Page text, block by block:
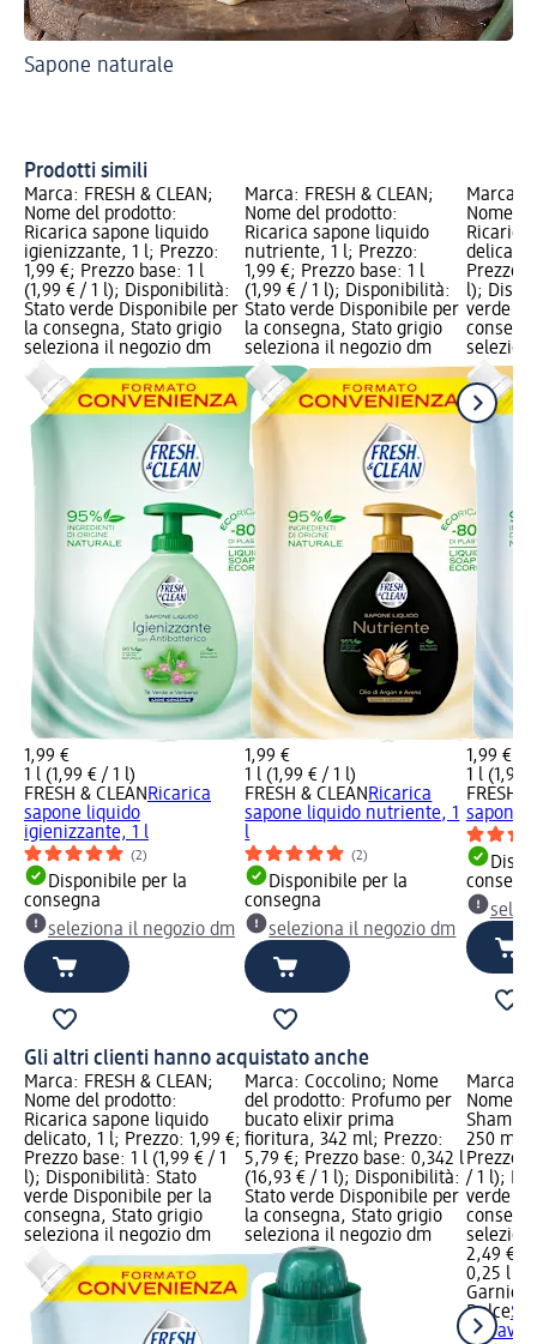
Sapone naturale
Prodotti simili
Marca: FRESH & CLEAN;
Nome del prodotto:
Ricarica sapone liquido
igienizzante, 1 l; Prezzo:
1,99 €; Prezzo base: 1 l
(1,99 € / 1 l); Disponibilità:
Stato verde Disponibile per
la consegna, Stato grigio
seleziona il negozio dm
1,99 €
1 l (1,99 € / 1 l)
FRESH & CLEANRicarica
sapone liquido
igienizzante, 1 l
(2)
Disponibile per la
consegna
seleziona il negozio dm
Marca: FRESH & CLEAN;
Nome del prodotto:
Ricarica sapone liquido
nutriente, 1 l; Prezzo:
1,99 €; Prezzo base: 1 l
(1,99 € / 1 l); Disponibilità:
Stato verde Disponibile per
la consegna, Stato grigio
seleziona il negozio dm
1,99 €
1 l (1,99 € / 1 l)
FRESH & CLEANRicarica
sapone liquido nutriente, 1
l
(2)
Disponibile per la
consegna
seleziona il negozio dm
Marca:
Nome
Ricarica
delicato,
Prezzo
l);
verde
1,99 €
1 l (1,99
FRESH
sapone
Gli altri clienti hanno acquistato anche
Marca: FRESH & CLEAN;
Nome del prodotto:
Ricarica sapone liquido
delicato, 1 l; Prezzo: 1,99 €;
Prezzo base: 1 l (1,99 € / 1
l); Disponibilità: Stato
verde Disponibile per la
consegna, Stato grigio
seleziona il negozio dm
Marca: Coccolino; Nome
del prodotto: Profumo per
bucato elixir prima
fioritura, 342 ml; Prezzo:
5,79 €; Prezzo base: 0,342 l
(16,93 € / 1 l); Disponibilità:
Stato verde Disponibile per
la consegna, Stato grigio
seleziona il negozio dm
Marca:
Nome
250 ml;
Prezzo
/ 1 l);
verde
2,49 €
0,25 l
Garnier
Dolce